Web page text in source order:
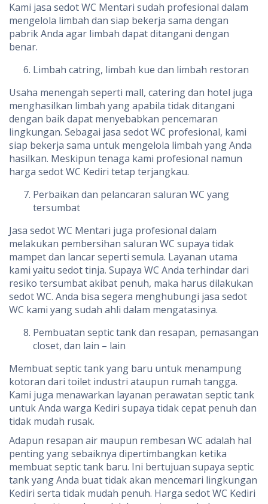
Kami jasa sedot WC Mentari sudah profesional dalam
mengelola limbah dan siap bekerja sama dengan
pabrik Anda agar limbah dapat ditangani dengan
benar.
Limbah catring, limbah kue dan limbah restoran
Usaha menengah seperti mall, catering dan hotel juga
menghasilkan limbah yang apabila tidak ditangani
dengan baik dapat menyebabkan pencemaran
lingkungan. Sebagai jasa sedot WC profesional, kami
siap bekerja sama untuk mengelola limbah yang Anda
hasilkan. Meskipun tenaga kami profesional namun
harga sedot WC Kediri tetap terjangkau.
Perbaikan dan pelancaran saluran WC yang
tersumbat
Jasa sedot WC Mentari juga profesional dalam
melakukan pembersihan saluran WC supaya tidak
mampet dan lancar seperti semula. Layanan utama
kami yaitu sedot tinja. Supaya WC Anda terhindar dari
resiko tersumbat akibat penuh, maka harus dilakukan
sedot WC. Anda bisa segera menghubungi jasa sedot
WC kami yang sudah ahli dalam mengatasinya.
Pembuatan septic tank dan resapan, pemasangan
closet, dan lain – lain
Membuat septic tank yang baru untuk menampung
kotoran dari toilet industri ataupun rumah tangga.
Kami juga menawarkan layanan perawatan septic tank
untuk Anda warga Kediri supaya tidak cepat penuh dan
tidak mudah rusak.
Adapun resapan air maupun rembesan WC adalah hal
penting yang sebaiknya dipertimbangkan ketika
membuat septic tank baru. Ini bertujuan supaya septic
tank yang Anda buat tidak akan mencemari lingkungan
Kediri serta tidak mudah penuh. Harga sedot WC Kediri